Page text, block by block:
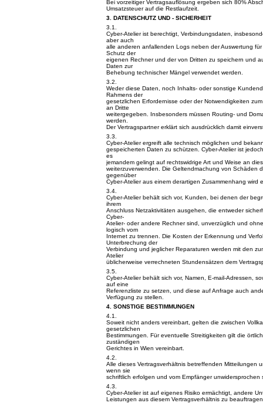
Bei vorzeitiger Vertragsauflösung ergeben sich 80%
Umsatzsteuer auf die Restlaufzeit.
3. DATENSCHUTZ UND - SICHERHEIT
3.1.
Cyber-Atelier ist berechtigt, Verbindungsdaten,
aber auch
alle anderen anfallenden Logs neben der Auswertung
Schutz der
eigenen Rechner und der von Dritten zu speichern und
Daten zur
Behebung technischer Mängel verwendet werden.
3.2.
Weder diese Daten, noch Inhalts- oder sonstige
Rahmens der
gesetzlichen Erfordernisse oder der Notwendigkeiten
an Dritte
weitergegeben. Insbesonders müssen Routing- und
werden.
Der Vertragspartner erklärt sich ausdrücklich damit
3.3.
Cyber-Atelier ergreift alle technisch möglichen und
gespeicherten Daten zu schützen. Cyber-Atelier ist
es
jemandem gelingt auf rechtswidrige Art und Weise an
weiterzuverwenden. Die Geltendmachung von Schäden
gegenüber
Cyber-Atelier aus einem derartigen Zusammenhang wird
3.4.
Cyber-Atelier behält sich vor, Kunden, bei denen der
ihrem
Anschluss Netzaktivitäten ausgehen, die entweder
Cyber-
Atelier- oder andere Rechner sind, unverzüglich und
logisch vom
Internet zu trennen. Die Kosten der Erkennung und
Unterbrechung der
Verbindung und jeglicher Reparaturen werden mit den
Atelier
üblicherweise verrechneten Stundensätzen dem
3.5.
Cyber-Atelier behält sich vor, Namen, E-mail-Adressen,
auf eine
Referenzliste zu setzen, und diese auf Anfrage auch
Verfügung zu stellen.
4. SONSTIGE BESTIMMUNGEN
4.1.
Soweit nicht anders vereinbart, gelten die zwischen
gesetzlichen
Bestimmungen. Für eventuelle Streitigkeiten gilt die
zuständigen
Gerichtes in Wien vereinbart.
4.2.
Alle dieses Vertragsverhältnis betreffenden Mitteilungen
wenn sie
schriftlich erfolgen und vom Empfänger unwidersprochen
4.3.
Cyber-Atelier ist auf eigenes Risiko ermächtigt, andere
Leistungen aus diesem Vertragsverhältnis zu